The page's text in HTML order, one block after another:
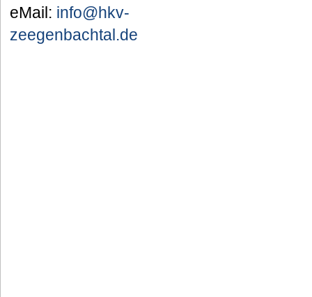
eMail: info@hkv-
zeegenbachtal.de